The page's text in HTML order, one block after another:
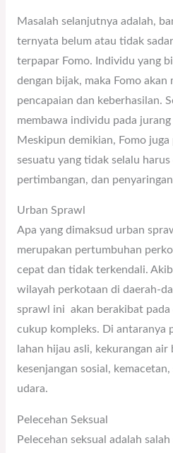
Masalah selanjutnya adalah,
ternyata belum atau tidak
terpapar Fomo. Individu yang
dengan bijak, maka Fomo akan
pencapaian dan keberhasilan.
membawa individu pada jurang
Meskipun demikian, Fomo
sesuatu yang tidak selalu
pertimbangan, dan
Urban Sprawl
Apa yang dimaksud urban
merupakan pertumbuhan
cepat dan tidak terkendali.
wilayah perkotaan di daerah-
sprawl ini akan berakibat pada
cukup kompleks. Di antaranya
lahan hijau asli, kekurangan
kesenjangan sosial,
udara.
Pelecehan Seksual
Pelecehan seksual adalah